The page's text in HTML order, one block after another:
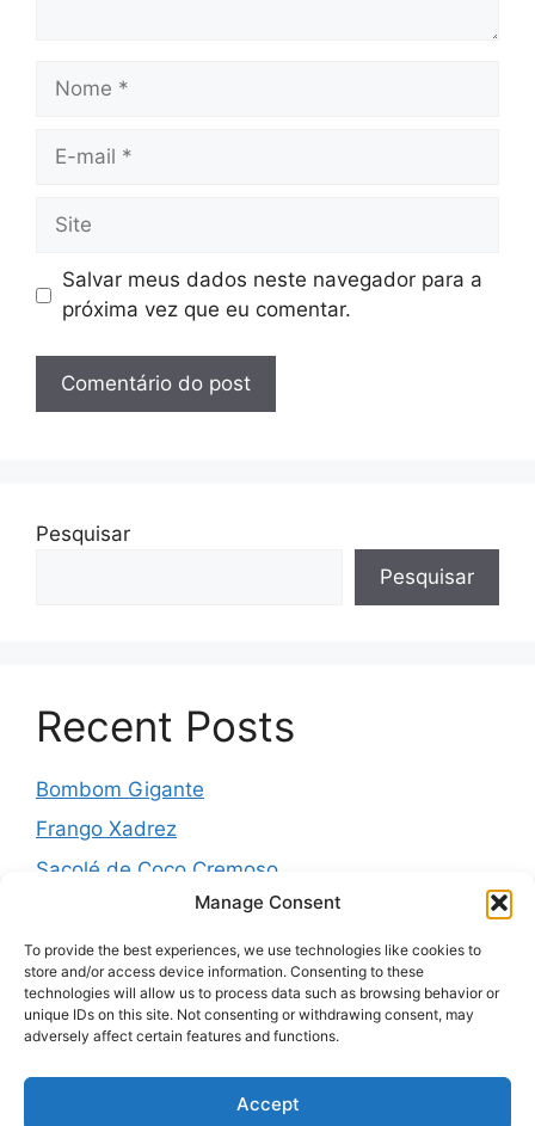
Manage Consent
To provide the best experiences, we use technologies like cookies to
store and/or access device information. Consenting to these
technologies will allow us to process data such as browsing behavior or
unique IDs on this site. Not consenting or withdrawing consent, may
adversely affect certain features and functions.
Accept
Nome
Site
Salvar meus dados neste navegador para a
próxima vez que eu comentar.
Pesquisar
Pesquisar
Recent Posts
Bombom Gigante
Frango Xadrez
Sacolé de Coco Cremoso
Torta de cebola molhadinha
Pernil Assado com Laranja, Alho e Ervas
Recent Comments